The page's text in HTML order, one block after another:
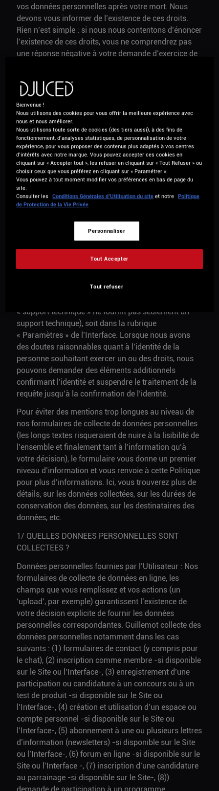
vos données personnelles après votre mort. Nous
devons vous informer de l’existence de ces droits.
Rien n’est simple : si nous nous contentons d’énoncer
l’existence de ces droits, vous ne comprendrez pas
une réponse négative à votre demande d’exercice de
particulier, le droit à l’effacement n’est pas possible si
obligation légale ; le droit d’opposition n’est pas
possible si la base juridique du traitement concerné
est un contrat ou une obligation légale ; et le droit à la
portabilité n’est pas applicable si la base juridique du
traitement concerné est un intérêt légitime ou une
obligation légale (autrement dit, la portabilité est
uniquement applicable si la base juridique du
traitement concerné par votre demande est le
consentement ou un contrat). Mais, si un droit n’est
applicables. Pour exercer vos droits sur les données
personnelles qui vous concernent, utilisez un lien (lien
du type « Contact » ou « Support ») vers notre
formulaire de contact ; ce lien figure soit en bas soit
« AIDE » qui est en haut des pages Web du site
« support technique » ne fournit pas seulement un
support technique), soit dans la rubrique
« Paramètres » de l’Interface. Lorsque nous avons
des doutes raisonnables quant à l’identité de la
personne souhaitant exercer un ou des droits, nous
pouvons demander des éléments additionnels
confirmant l’identité et suspendre le traitement de la
requête jusqu’à la confirmation de l’identité.
Pour éviter des mentions trop longues au niveau de
nos formulaires de collecte de données personnelles
(les longs textes risqueraient de nuire à la lisibilité de
l’ensemble et finalement tant à l’information qu’à
votre décision), le formulaire vous donne un premier
niveau d’information et vous renvoie à cette Politique
pour plus d’informations. Ici, vous trouverez plus de
détails, sur les données collectées, sur les durées de
conservation des données, sur les destinataires des
données, etc.
1/ QUELLES DONNEES PERSONNELLES SONT
COLLECTEES ?
Données personnelles fournies par l’Utilisateur : Nos
formulaires de collecte de données en ligne, les
champs que vous remplissez et vos actions (un
‘upload’, par exemple) garantissent l’existence de
votre décision explicite de fournir les données
personnelles correspondantes. Guillemot collecte des
données personnelles notamment dans les cas
suivants : (1) formulaires de contact (y compris pour
le chat), (2) inscription comme membre -si disponible
sur le Site ou l’Interface-, (3) enregistrement d’une
participation ou candidature à un concours ou à un
test de produit -si disponible sur le Site ou
l’Interface-, (4) création et utilisation d’un espace ou
compte personnel -si disponible sur le Site ou
l’Interface-, (5) abonnement à une ou plusieurs lettres
d’information (newsletters) -si disponible sur le Site
ou l’Interface-, (6) forum en ligne -si disponible sur le
Site ou l’Interface -, (7) inscription d’une candidature
au parrainage -si disponible sur le Site-, (8))
demande de participation à un programme
Bienvenue !
Nous utilisons des cookies pour vous offrir la meilleure expérience avec
nous et nous améliorer.
Nous utilisons toute sorte de cookies (des tiers aussi), à des fins de
fonctionnement, d’analyses statistiques, de personnalisation de votre
expérience, pour vous proposer des contenus plus adaptés à vos centres
d’intérêts avec notre marque. Vous pouvez accepter ces cookies en
cliquant sur « Accepter tout », les refuser en cliquant sur « Tout Refuser » ou
choisir ceux que vous préférez en cliquant sur « Paramétrer ».
Vous pouvez à tout moment modifier vos préférences en bas de page du
site.
Consulter les Conditions Générales d’Utilisation du site et notre Politique
de Protection de la Vie Privée
Personnaliser
Tout refuser
Tout Accepter